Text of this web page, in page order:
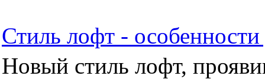
Стиль лофт -
Новый стиль лофт,